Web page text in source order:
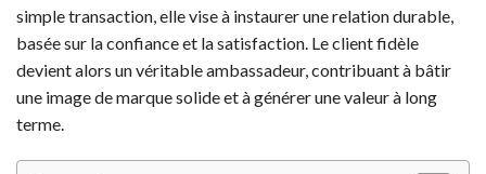
simple transaction, elle vise à instaurer une relation durable,
basée sur la confiance et la satisfaction. Le client fidèle
devient alors un véritable ambassadeur, contribuant à bâtir
une image de marque solide et à générer une valeur à long
terme.